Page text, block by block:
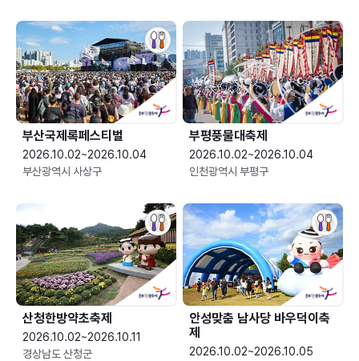
부산국제록페스티벌
2026.10.02~2026.10.04
부산광역시 사상구
부평풍물대축제
2026.10.02~2026.10.04
인천광역시 부평구
산청한방약초축제
2026.10.02~2026.10.11
경상남도 산청군
안성맞춤 남사당 바우덕이축
제
2026.10.02~2026.10.05